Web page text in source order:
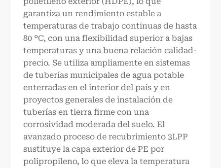
garantiza un rendimiento estable a
temperaturas de trabajo continuas de hasta
80 °C, con una flexibilidad superior a bajas
temperaturas y una buena relación calidad-
precio. Se utiliza ampliamente en sistemas
de tuberías municipales de agua potable
enterradas en el interior del país y en
proyectos generales de instalación de
tuberías en tierra firme con una
corrosividad moderada del suelo. El
avanzado proceso de recubrimiento 3LPP
sustituye la capa exterior de PE por
polipropileno, lo que eleva la temperatura